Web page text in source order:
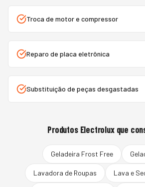
Troca de motor e compressor
Reparo de placa eletrônica
Substituição de peças desgastadas
Produtos Electroluxque
Geladeira Frost Free
Lavadora de Roupas Lava e